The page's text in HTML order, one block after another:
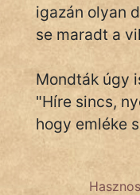
KÖZMONDÁS
ZENE
FILM
igazán olyan
se maradt a
Mondták úgy
"Híre sincs,
hogy emléke